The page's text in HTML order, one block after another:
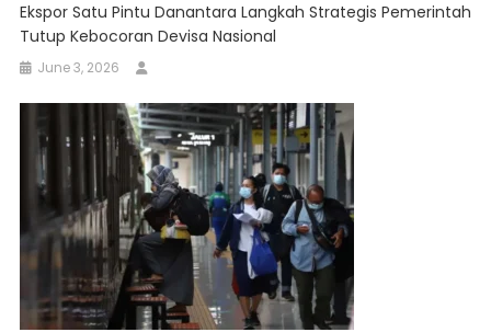
Ekspor Satu Pintu Danantara Langkah Strategis Pemerintah
Tutup Kebocoran Devisa Nasional
June 3, 2026